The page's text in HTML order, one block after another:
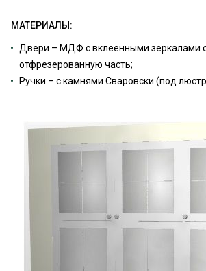
МАТЕРИАЛЫ:
Двери – МДФ с вклеенными зеркалами с
отфрезерованную часть;
Ручки – с камнями Сваровски (под